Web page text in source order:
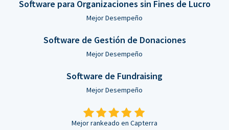
Software para Organizaciones sin Fines de Lucro
Mejor Desempeño
Software de Gestión de Donaciones
Mejor Desempeño
Software de Fundraising
Mejor Desempeño
Mejor rankeado en Capterra